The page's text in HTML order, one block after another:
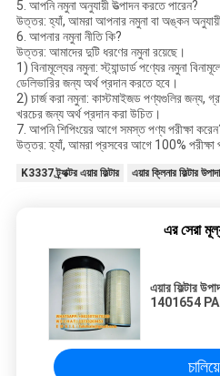
5. আপনি নমুনা অনুযায়ী উত্পাদন করতে পারেন?
উত্তর: হ্যাঁ, আমরা আপনার নমুনা বা অঙ্কন অনুযায়ী
6. আপনার নমুনা নীতি কি?
উত্তর: আমাদের দুটি ধরণের নমুনা রয়েছে।
1) বিনামূল্যের নমুনা: স্ট্যান্ডার্ড পণ্যের নমুনা
ডেলিভারির জন্য অর্থ প্রদান করতে হবে।
2) চার্জ করা নমুনা: কাস্টমাইজড পণ্যগুলির জন্য,
খরচের জন্য অর্থ প্রদান করা উচিত।
7. আপনি শিপিংয়ের আগে সমস্ত পণ্য পরীক্ষা
উত্তর: হ্যাঁ, আমরা প্রসবের আগে 100% পরীক্ষা
K3337 ট্র্যাক্টর এয়ার ফিল্টার এয়ার ক্লিনার ফিল্টার
এর সেরা
এয়ার ফিল্টার
1401654
চালিয়ে